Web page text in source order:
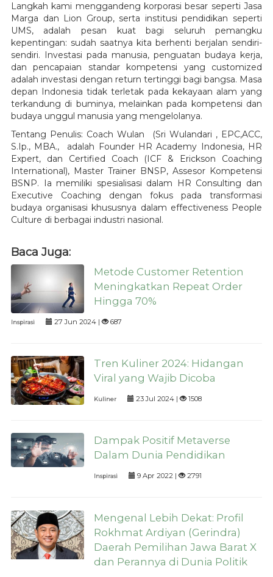
Langkah kami menggandeng korporasi besar seperti Jasa
Marga dan Lion Group, serta institusi pendidikan seperti
UMS, adalah pesan kuat bagi seluruh pemangku
kepentingan: sudah saatnya kita berhenti berjalan sendiri-
sendiri. Investasi pada manusia, penguatan budaya kerja,
dan pencapaian standar kompetensi yang customized
adalah investasi dengan return tertinggi bagi bangsa. Masa
depan Indonesia tidak terletak pada kekayaan alam yang
terkandung di buminya, melainkan pada kompetensi dan
budaya unggul manusia yang mengelolanya.
Tentang Penulis: Coach Wulan (Sri Wulandari , EPC,ACC,
S.Ip., MBA., adalah Founder HR Academy Indonesia, HR
Expert, dan Certified Coach (ICF & Erickson Coaching
International), Master Trainer BNSP, Assesor Kompetensi
BSNP. Ia memiliki spesialisasi dalam HR Consulting dan
Executive Coaching dengan fokus pada transformasi
budaya organisasi khususnya dalam effectiveness People
Culture di berbagai industri nasional.
Baca Juga:
Metode Customer Retention
Meningkatkan Repeat Order
Hingga 70%
Inspirasi 27 Jun 2024 | 687
Tren Kuliner 2024: Hidangan
Viral yang Wajib Dicoba
Kuliner 23 Jul 2024 | 1508
Dampak Positif Metaverse
Dalam Dunia Pendidikan
Inspirasi 9 Apr 2022 | 2791
Mengenal Lebih Dekat: Profil
Rokhmat Ardiyan (Gerindra)
Daerah Pemilihan Jawa Barat X
dan Perannya di Dunia Politik